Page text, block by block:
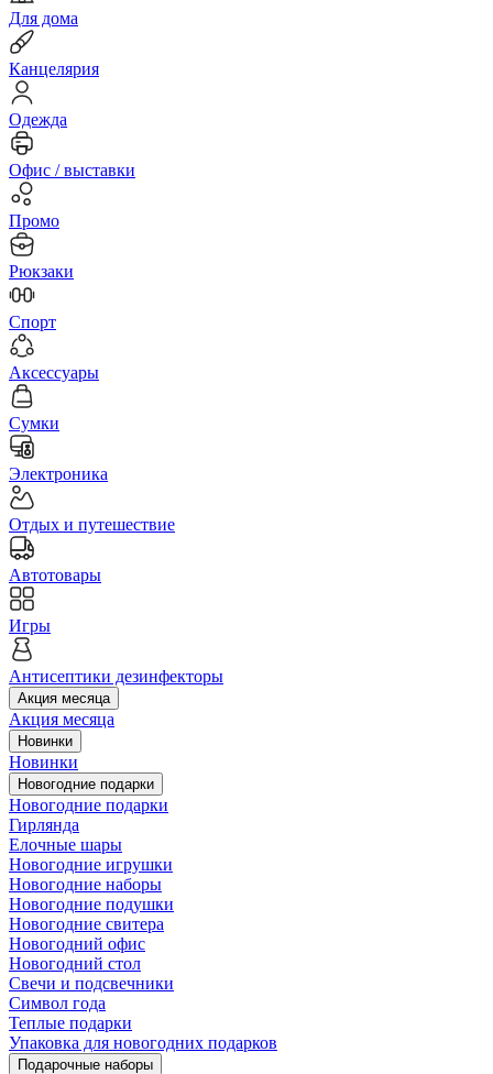
Для дома
Канцелярия
Одежда
Офис / выставки
Промо
Рюкзаки
Спорт
Аксессуары
Сумки
Электроника
Отдых и путешествие
Автотовары
Игры
Антисептики дезинфекторы
Акция месяца
Акция месяца
Новинки
Новинки
Новогодние подарки
Новогодние подарки
Гирлянда
Елочные шары
Новогодние игрушки
Новогодние наборы
Новогодние подушки
Новогодние свитера
Новогодний офис
Новогодний стол
Свечи и подсвечники
Символ года
Теплые подарки
Упаковка для новогодних подарков
Подарочные наборы